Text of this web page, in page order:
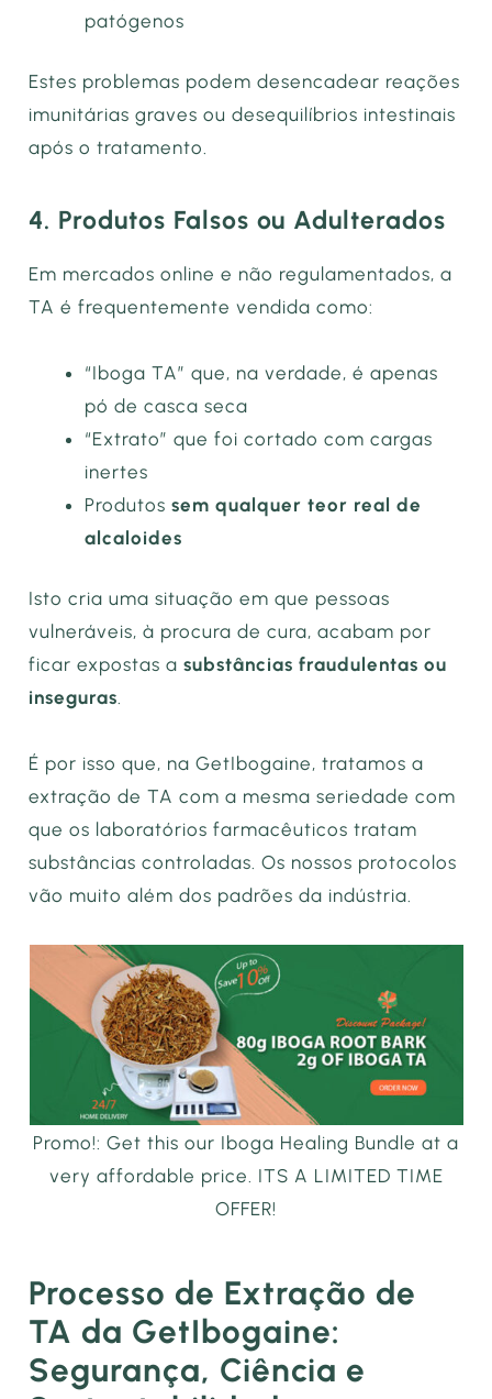
patógenos
Estes problemas podem desencadear reações
imunitárias graves ou desequilíbrios intestinais
após o tratamento.
4. Produtos Falsos ou Adulterados
Em mercados online e não regulamentados, a
TA é frequentemente vendida como:
“Iboga TA” que, na verdade, é apenas
pó de casca seca
“Extrato” que foi cortado com cargas
inertes
Produtossem qualquer teor real de
alcaloides
Isto cria uma situação em que pessoas
vulneráveis, à procura de cura, acabam por
ficar expostas asubstâncias fraudulentas ou
inseguras.
É por isso que, na GetIbogaine, tratamos a
extração de TA com a mesma seriedade com
que os laboratórios farmacêuticos tratam
substâncias controladas. Os nossos protocolos
vão muito além dos padrões da indústria.
Promo!: Get this our Iboga Healing Bundle at a
very affordable price. ITS A LIMITED TIME
OFFER!
Processo de Extração de
TA da GetIbogaine:
Segurança, Ciência e